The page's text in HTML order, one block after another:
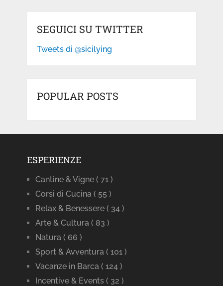
SEGUICI SU TWITTER
Tweets di @sicilying
POPULAR POSTS
ESPERIENZE
Cantine & Vigne ( 71 )
Corsi di Cucina ( 55 )
Relax & Benessere ( 34 )
Arte & Cultura ( 83 )
Natura ( 66 )
Sport & Avventura ( 101 )
Vacanze in Barca ( 124 )
Incentive & Events ( 32 )